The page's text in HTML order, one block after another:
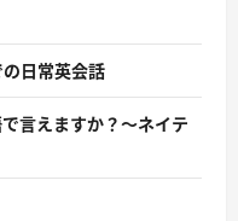
の日常英会話
言えますか？〜ネイテ